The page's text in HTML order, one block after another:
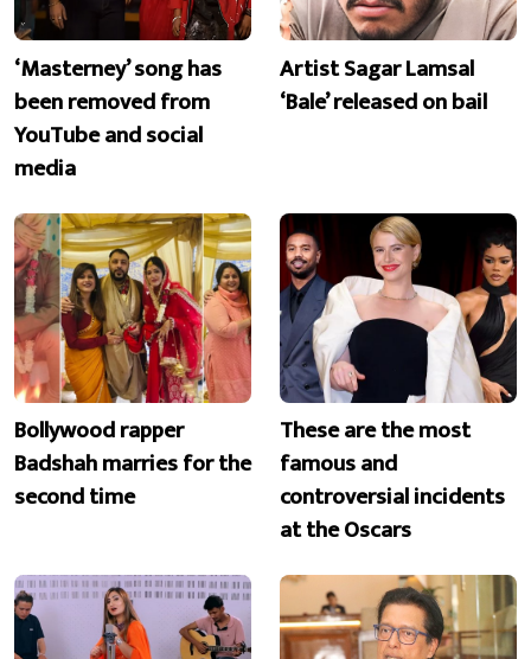
‘Masterney’ song has
been removed from
YouTube and social
media
Artist Sagar Lamsal
‘Bale’ released on bail
Bollywood rapper
Badshah marries for the
second time
These are the most
famous and
controversial incidents
at the Oscars